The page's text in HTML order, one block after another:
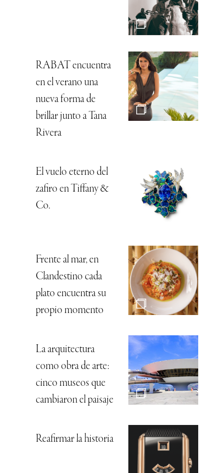
RABAT encuentra
en el verano una
nueva forma de
brillar junto a Tana
Rivera
El vuelo eterno del
zafiro en Tiffany &
Co.
Frente al mar, en
Clandestino cada
plato encuentra su
propio momento
La arquitectura
como obra de arte:
cinco museos que
cambiaron el paisaje
Reafirmar la historia